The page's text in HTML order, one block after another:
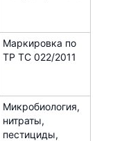
Маркировка по
ТР ТС 022/2011
Микробиология,
нитраты,
пестициды,